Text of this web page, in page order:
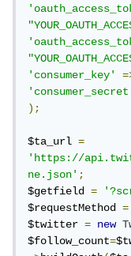
'consumer_key'
);
$ta_url =
'https://
ne.json';
$getfield =
$requestMethod =
$twitter = new
$follow_count=